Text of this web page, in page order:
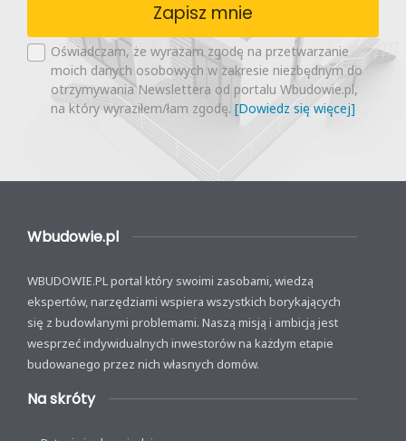
Zapisz mnie
Oświadczam, że wyrażam zgodę na przetwarzanie
moich danych osobowych w zakresie niezbędnym do
otrzymywania Newslettera od portalu Wbudowie.pl,
na który wyraziłem/łam zgodę. [Dowiedz się więcej]
Wbudowie.pl
WBUDOWIE.PL portal który swoimi zasobami, wiedzą
ekspertów, narzędziami wspiera wszystkich borykających
się z budowlanymi problemami. Naszą misją i ambicją jest
wesprzeć indywidualnych inwestorów na każdym etapie
budowanego przez nich własnych domów.
Na skróty